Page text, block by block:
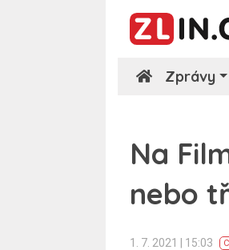
Zprávy
Na
nebo
1. 7. 2021 | 15:03